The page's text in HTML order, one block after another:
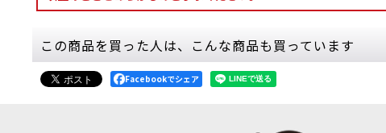
この商品を買った人は、こんな商品も買っています
Facebookでシェア